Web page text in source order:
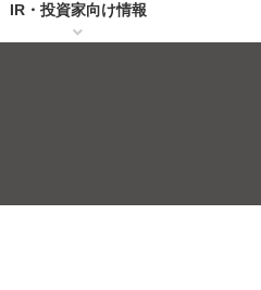
IR・投資家向け情報